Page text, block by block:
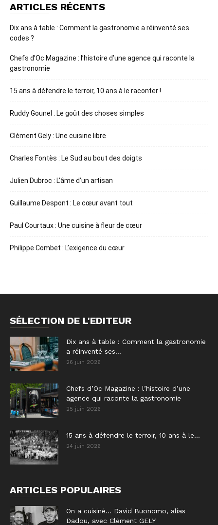
ARTICLES RÉCENTS
Dix ans à table : Comment la gastronomie a réinventé ses
codes ?
Chefs d’Oc Magazine : l’histoire d’une agence qui raconte la
gastronomie
15 ans à défendre le terroir, 10 ans à le raconter !
Ruddy Gounel : Le goût des choses simples
Clément Gely : Une cuisine libre
Charles Fontès : Le Sud au bout des doigts
Julien Dubroc : L’âme d’un artisan
Guillaume Despont : Le cœur avant tout
Paul Courtaux : Une cuisine à fleur de cœur
Philippe Combet : L’exigence du cœur
SÉLECTION DE L'EDITEUR
Dix ans à table : Comment la gastronomie
a réinventé ses...
26 juin 2026
Chefs d’Oc Magazine : l’histoire d’une
agence qui raconte la gastronomie
25 juin 2026
15 ans à défendre le terroir, 10 ans à le...
24 juin 2026
ARTICLES POPULAIRES
On a cuisiné… David Buonomo, alias
Dadou, avec Clément GELY